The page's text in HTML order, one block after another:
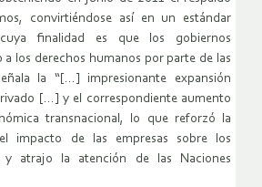
convirtiéndose así en un estándar
finalidad es que los gobiernos
a los derechos humanos por parte de las
la “[…] impresionante expansión
[…] y el correspondiente aumento
transnacional, lo que reforzó la
impacto de las empresas sobre los
y atrajo la atención de las Naciones